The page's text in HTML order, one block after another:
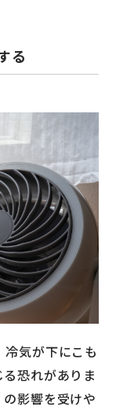
る
気が下にこも
恐れがありま
影響を受けや